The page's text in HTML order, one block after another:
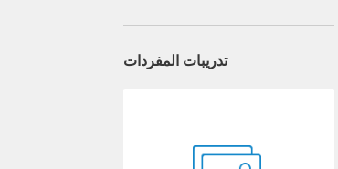
تدريبات المفردات